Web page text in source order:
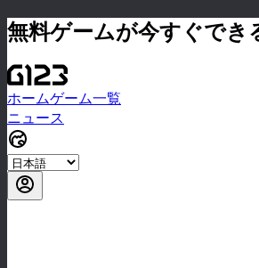
無料ゲームが今すぐでき
ホームゲーム一覧
ニュース